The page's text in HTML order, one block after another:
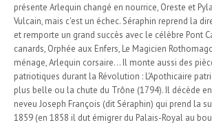
présente Arlequin changé en nourrice, Oreste et
Vulcain, mais c'est un échec. Séraphin reprend la
et remporte un grand succès avec le célèbre Pont
canards, Orphée aux Enfers, Le Magicien
ménage, Arlequin corsaire... Il monte aussi des
patriotiques durant la Révolution : L'Apothicaire
plus belle ou la chute du Trône (1794). Il décède
neveu Joseph François (dit Séraphin) qui prend la
1859 (en 1858 il dut émigrer du Palais-Royal au